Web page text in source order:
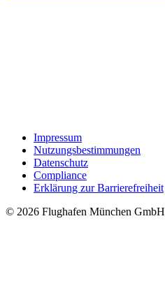
Impressum
Nutzungsbestimmungen
Datenschutz
Compliance
Erklärung zur Barrierefreiheit
© 2026 Flughafen München GmbH